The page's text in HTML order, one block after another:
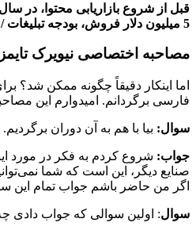
5 میلیون دلار فروش، بودجه تبلیغات / بازاریابی ما نزدیک به 20 هزار دلار در سال است.
مصاحبه اختصاصی نیویرک
اما اینکار دقیقاً چگونه ممکن شد؟
فارسی برگردانم. امیدوارم این
سوال: بیا با هم به آن دوران
جواب: شروع کردم به فکر در مورد
صنایع دیگر، این است که شما
اگر من حاضر باشم جواب تمام این
سوال: اولین سوالی که جواب دادی